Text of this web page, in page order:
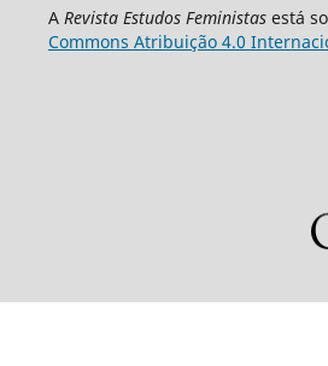
A Revista Estudos Feministasestá
Commons Atribuição 4.0